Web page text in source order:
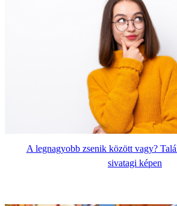
A legnagyobb zsenik között vagy?
sivatagi képen